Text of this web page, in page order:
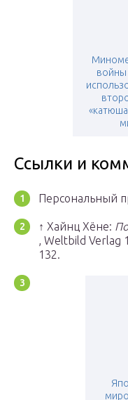
войны
Ссылки и
Персональный
↑ Хайнц Хёне:
, Weltbild Verlag
132.